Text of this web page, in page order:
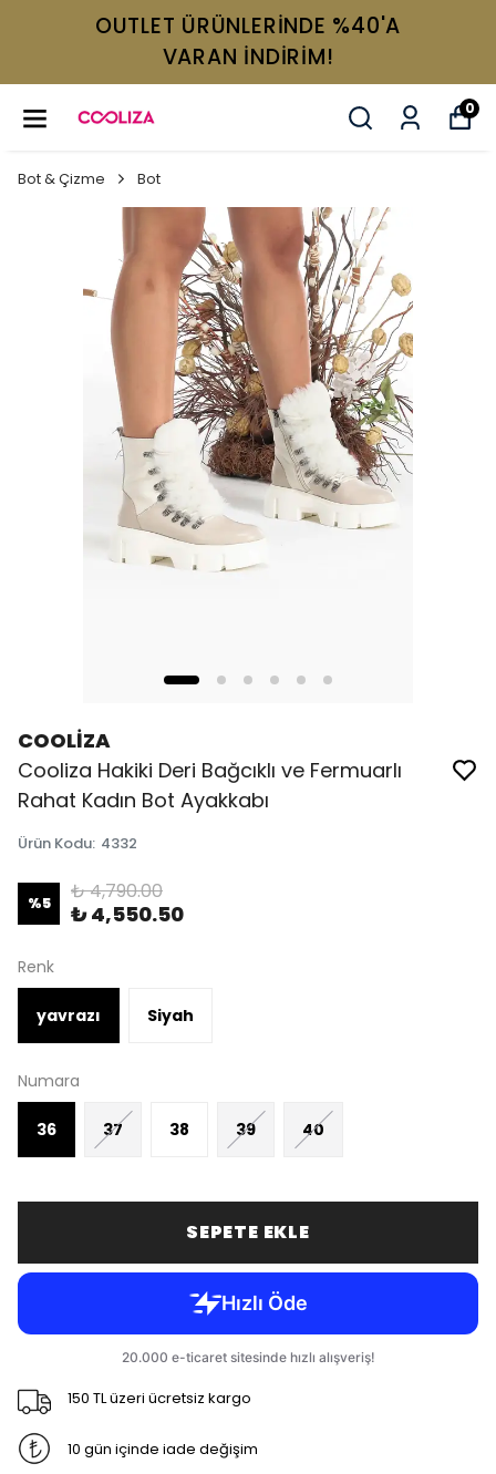
OUTLET ÜRÜNLERİNDE %40'A
VARAN İNDİRİM!
0
Bot & Çizme Bot
COOLİZA
Cooliza Hakiki Deri Bağcıklı ve Fermuarlı
Rahat Kadın Bot Ayakkabı
Ürün Kodu: 4332
%5 ₺ 4,790.00
₺ 4,550.50
Renk
yavrazı Siyah
Numara
36 37 38 39 40
SEPETE EKLE
150 TL üzeri ücretsiz kargo
10 gün içinde iade değişim